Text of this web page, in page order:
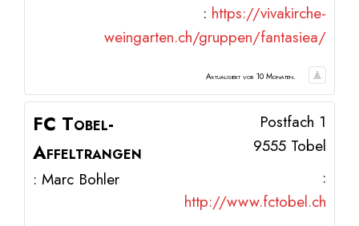
: https://vivakirche-
weingarten.ch/gruppen/fantasiea/
Aktualisiert vor 10 Monaten.
FC Tobel-
Affeltrangen
: Marc Bohler
Postfach 1
9555 Tobel
:
http://www.fctobel.ch